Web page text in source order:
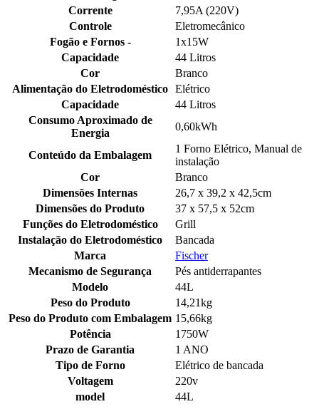
Corrente
7,95A (220V)
Controle
Eletromecânico
Fogão e Fornos -
1x15W
Capacidade
44 Litros
Cor
Branco
Alimentação do Eletrodoméstico Elétrico
Capacidade
44 Litros
Consumo Aproximado de
Energia
0,60kWh
Conteúdo da Embalagem
1 Forno Elétrico, Manual de
instalação
Cor
Branco
Dimensões Internas
26,7 x 39,2 x 42,5cm
Dimensões do Produto
37 x 57,5 x 52cm
Funções do Eletrodoméstico
Grill
Instalação do Eletrodoméstico
Bancada
Marca
Fischer
Mecanismo de Segurança
Pés antiderrapantes
Modelo
44L
Peso do Produto
14,21kg
Peso do Produto com Embalagem 15,66kg
Potência
1750W
Prazo de Garantia
1 ANO
Tipo de Forno
Elétrico de bancada
Voltagem
220v
model
44L